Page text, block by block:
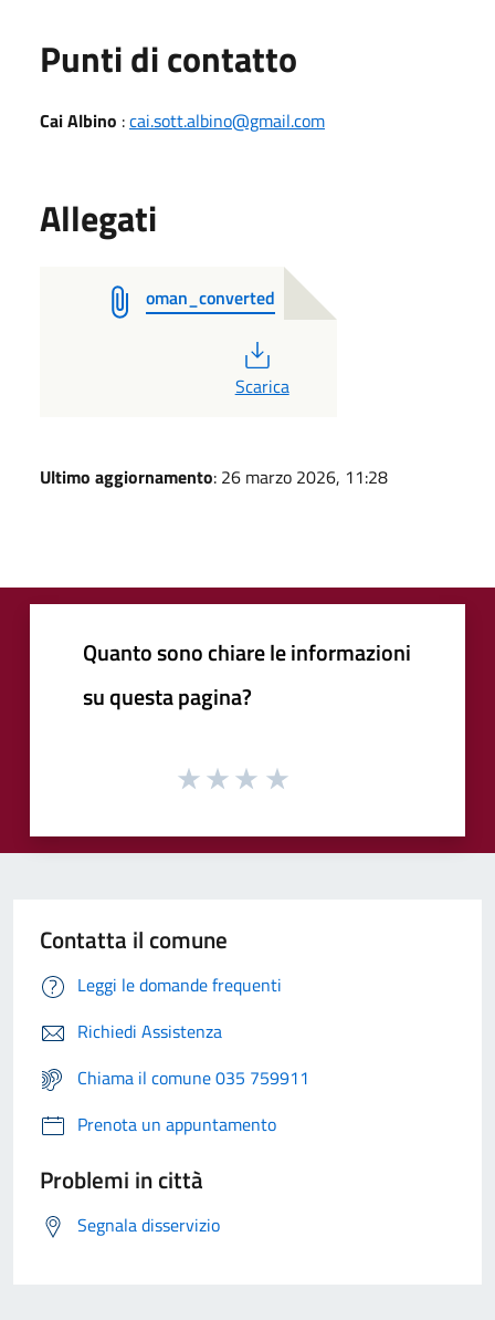
Punti di contatto
Cai Albino :cai.sott.albino@gmail.com
Allegati
oman_converted
Scarica
Ultimo aggiornamento: 26 marzo 2026, 11:28
Quanto sono chiare le informazioni
su questa pagina?
Contatta il comune
Leggi le domande frequenti
Richiedi Assistenza
Chiama il comune 035 759911
Prenota un appuntamento
Problemi in città
Segnala disservizio